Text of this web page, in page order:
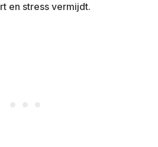
en stress vermijdt.